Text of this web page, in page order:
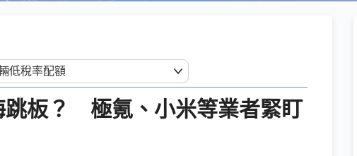
跳板？ 極氪、小米等業者緊盯